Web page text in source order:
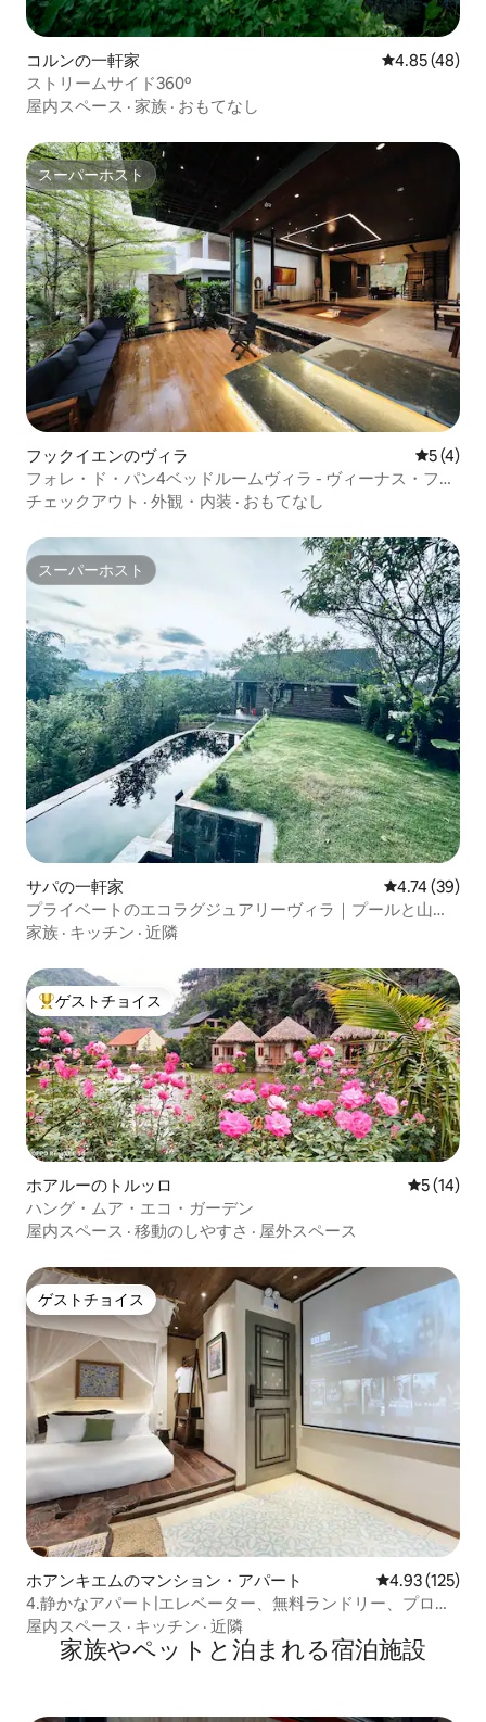
コルンの一軒家 レビュー48
4.85 (48)
ストリームサイド360º
屋内スペース · 家族 · おもてなし
スーパーホスト
スーパーホスト
フックイエンのヴィラ レビュー
5 (4)
フォレ・ド・パン4ベッドルームヴィラ - ヴィーナス・フラ
ミンゴ・ダイライ
チェックアウト · 外観・内装 · おもてなし
スーパーホスト
スーパーホスト
サパの一軒家 レビュー39
4.74 (39)
プライベートのエコラグジュアリーヴィラ｜プールと山の
景色
家族 · キッチン · 近隣
大好評のゲストチョイスです。
ゲストチョイス
ホアルーのトルッロ レビュー
5 (14)
ハング・ムア・エコ・ガーデン
屋内スペース · 移動のしやすさ · 屋外スペース
ゲストチョイス
ゲストチョイス
ホアンキエムのマンション・アパート レビュー125
4.93 (125)
4.静かなアパート|エレベーター、無料ランドリー、プロジ
ェクター
屋内スペース · キッチン · 近隣
家族やペットと泊まれる宿泊施設